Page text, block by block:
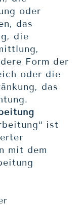
oder
das
die
Form der
oder die
das
ist
mit dem